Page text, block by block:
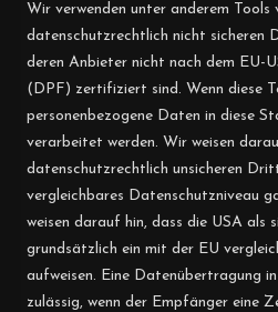
Wir verwenden unter anderem
datenschutzrechtlich nicht sicheren
deren Anbieter nicht nach dem EU-
(DPF) zertifiziert sind. Wenn diese
personenbezogene Daten in diese
verarbeitet werden. Wir weisen
datenschutzrechtlich unsicheren
vergleichbares Datenschutzniveau
weisen darauf hin, dass die USA
grundsätzlich ein mit der EU
aufweisen. Eine Datenübertragung
zulässig, wenn der Empfänger eine